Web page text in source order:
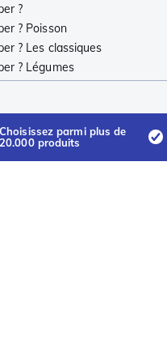
?
? Poisson
? Les classiques
? Légumes
Choisissez parmi plus de
20.000 produits